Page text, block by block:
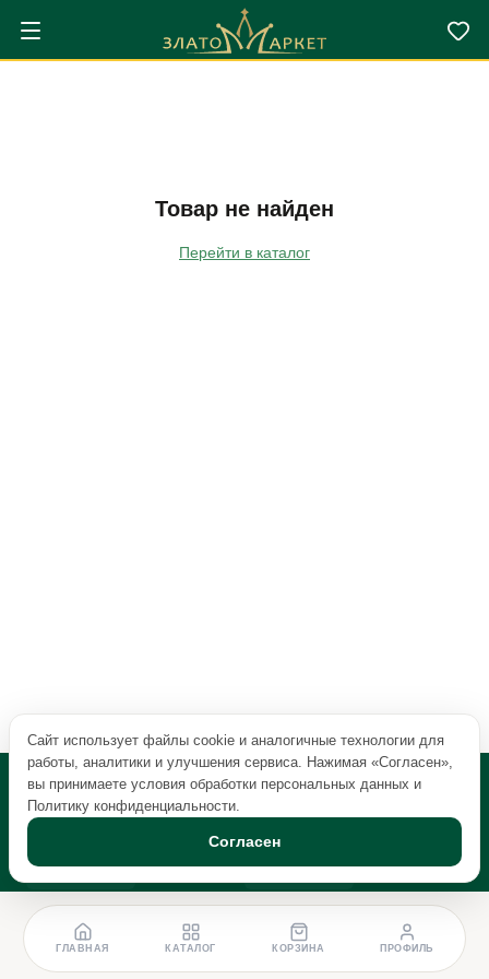
Товар не найден
Перейти в каталог
ГЛАВНАЯ КАТАЛОГ КОРЗИНА ПРОФИЛЬ
Сайт использует файлы cookie и аналогичные технологии для
работы, аналитики и улучшения сервиса. Нажимая «Согласен»,
вы принимаете условия обработки персональных данных и
Политику конфиденциальности.
Согласен